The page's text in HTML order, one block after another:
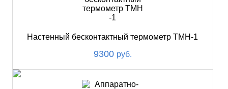
Настенный бесконтактный термометр ТМН-1
9300 руб.